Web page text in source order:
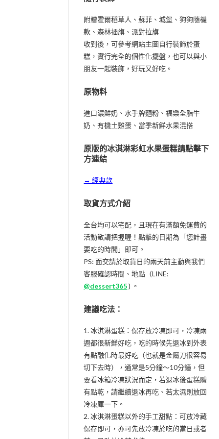
附贈霍爾稻草人、蘇菲、城堡、狗狗隨機
款、森林插旗、派對拉旗
收到後，可參考網站主圖自行裝飾於蛋
糕，實行完全的個性化擺盤，也可以與小
朋友一起裝飾，好玩又好吃。
原物料
進口濃鮮奶、水手牌麵粉、福樂全脂牛
奶、有機土雞蛋、當季新鮮水果混搭
原版的冰淇淋彩虹水果蛋糕請點擊下
方連結
→ 經典款
取貨方式介紹
全台均可以宅配，且現在有滿額免運費的
活動敬請把握喔！點擊的日期為「您計畫
要吃的時間」即可。
PS: 面交請於取貨日的兩天前主動與我們
客服確認時間、地點（LINE:
@dessert365) 。
建議吃法：
1. 冰淇淋蛋糕：保存放冷凍即可，冷凍兩
週都很新鮮好吃，吃的時候先退冰到外表
有點融化時最好吃（也就是金屬刀很容易
切下去時），通常是5分鐘～10分鐘，但
要看冰箱冷凍狀況而定，若退冰後蛋糕體
有點乾，請繼續退冰再吃、若太濕則放回
冷凍庫一下。
2. 冰淇淋蛋糕以外的手工甜點：可放冷藏
保存即可，亦可先放冷凍於吃的當日或者